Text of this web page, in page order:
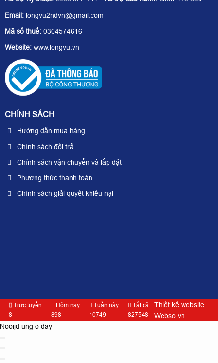
Email: longvu2ndvn@gmail.com
Mã số thuế: 0304574616
Website: www.longvu.vn
CHÍNH SÁCH
Hướng dẫn mua hàng
Chính sách đổi trả
Chính sách vận chuyển và lắp đặt
Phương thức thanh toán
Chính sách giải quyết khiếu nại
Trực tuyến:
8
Hôm nay:
898
Tuần này:
10749
Tất cả:
827548
Thiết kế website
Webso.vn
Nooijd ung o day